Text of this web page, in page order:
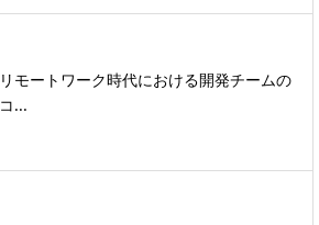
リモートワーク時代における開発チームの
コ...